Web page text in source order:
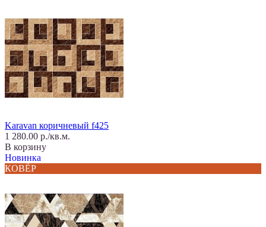
Karavan коричневый f425
1 280.00 р./кв.м.
В корзину
Новинка
КОВЁР